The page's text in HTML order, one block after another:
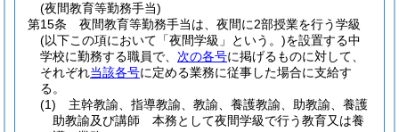
(夜間教育等勤務手当)
第15条
夜間教育等勤務手当は、夜間に2部授業を行う学級
(以下この項において「夜間学級」という。)を設置する中
学校に勤務する職員で、 次の各号に掲げるものに対して、
それぞれ当該各号に定める業務に従事した場合に支給す
る。
(1)
主幹教諭、指導教諭、教諭、養護教諭、助教諭、養護
助教諭及び講師 本務として夜間学級で行う教育又は養